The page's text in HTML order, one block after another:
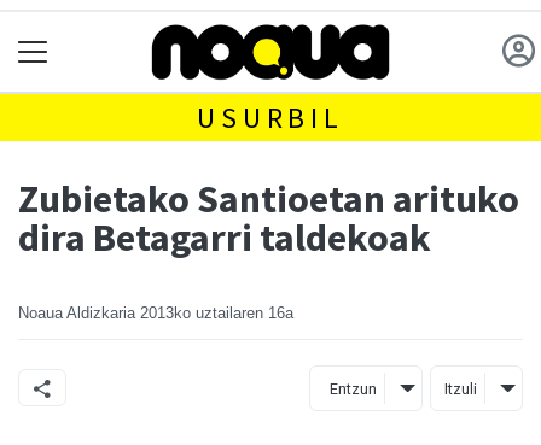
USURBIL
Zubietako Santioetan arituko
dira Betagarri taldekoak
Noaua Aldizkaria 2013ko uztailaren 16a
Entzun Itzuli